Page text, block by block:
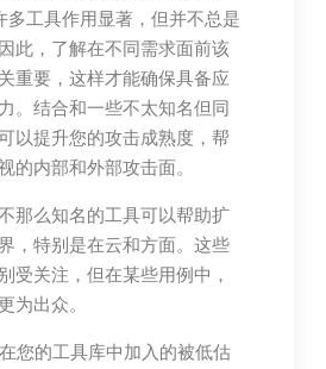
多工具作用显著，但并不总是
此，了解在不同需求面前该
重要，这样才能确保具备应
。结合和一些不太知名但同
以提升您的攻击成熟度，帮
的内部和外部攻击面。
那么知名的工具可以帮助扩
，特别是在云和方面。这些
受关注，但在某些用例中，
为出众。
您的工具库中加入的被低估